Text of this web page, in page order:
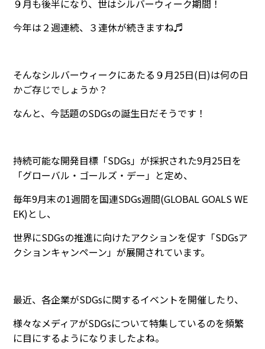
９月も後半になり、世はシルバーウィーク期間！
今年は２週連続、３連休が続きますね♬
そんなシルバーウィークにあたる９月25日(日)は何の日
かご存じでしょうか？
なんと、今話題のSDGsの誕生日だそうです！
持続可能な開発目標「SDGs」が採択された9月25日を
「グローバル・ゴールズ・デー」と定め、
毎年9月末の1週間を国連SDGs週間(GLOBAL GOALS WE
EK)とし、
世界にSDGsの推進に向けたアクションを促す「SDGsア
クションキャンペーン」が展開されています。
最近、各企業がSDGsに関するイベントを開催したり、
様々なメディアがSDGsについて特集しているのを頻繁
に目にするようになりましたよね。